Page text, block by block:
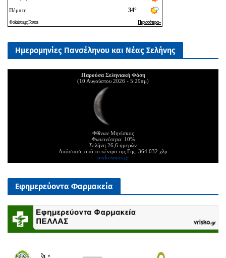
Ημερομηνίες Πανσέληνου και Νέας Σελήνης
Παρούσα Σεληνιακή Φάση
(10 Αυγούστου 2026 - 5:29πμ)
Φθίνων Μηνίσκος
Φωτεινότητα: 10%
Σελήνη 26,6 ημερών
Απόσταση από το κέντρο της Γης: 364.032 χλμ
mykosmos.gr
Εφημερεύοντα Φαρμακεία